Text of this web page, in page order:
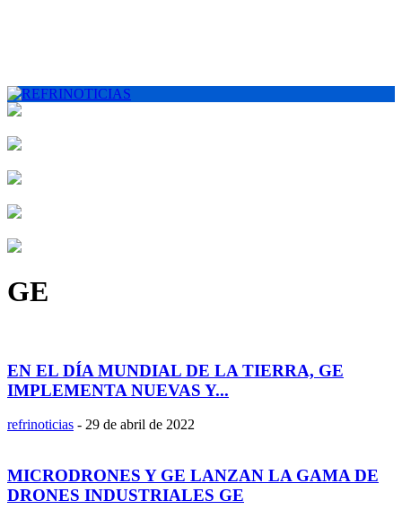
GE
EN EL DÍA MUNDIAL DE LA TIERRA, GE
IMPLEMENTA NUEVAS Y...
refrinoticias - 29 de abril de 2022
MICRODRONES Y GE LANZAN LA GAMA DE
DRONES INDUSTRIALES GE